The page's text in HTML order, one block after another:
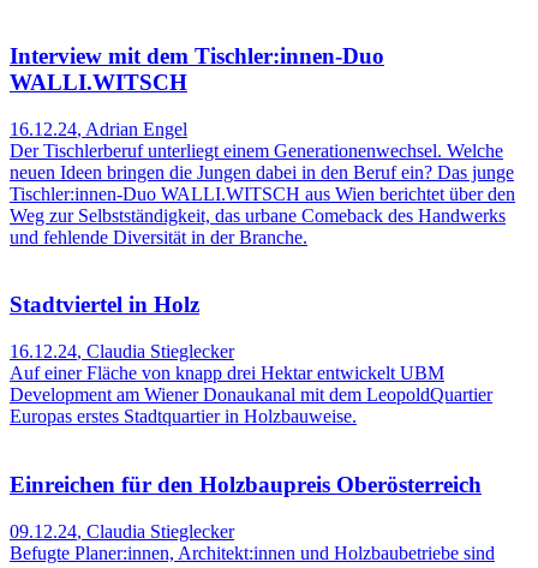
Interview mit dem Tischler:innen-Duo
WALLI.WITSCH
16.12.24, Adrian Engel
Der Tischlerberuf unterliegt einem Generationenwechsel. Welche
neuen Ideen bringen die Jungen dabei in den Beruf ein? Das junge
Tischler:innen-Duo WALLI.WITSCH aus Wien berichtet über den
Weg zur Selbstständigkeit, das urbane Comeback des Handwerks
und fehlende Diversität in der Branche.
Stadtviertel in Holz
16.12.24, Claudia Stieglecker
Auf einer Fläche von knapp drei Hektar entwickelt UBM
Development am Wiener Donaukanal mit dem LeopoldQuartier
Europas erstes Stadtquartier in Holzbauweise.
Einreichen für den Holzbaupreis Oberösterreich
09.12.24, Claudia Stieglecker
Befugte Planer:innen, Architekt:innen und Holzbaubetriebe sind